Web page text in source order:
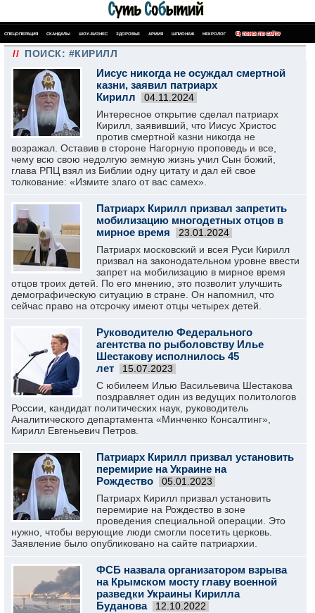
СПЕЦОПЕРАЦИЯ СКАНДАЛЫ ШОУ-БИЗНЕС ЗДОРОВЬЕ АРМИЯ ШПИОНАЖ НЕКРОЛОГ ПОИСК ПО САЙТУ
// ПОИСК: #КИРИЛЛ
Иисус никогда не осуждал смертной
казни, заявил патриарх
Кирилл
04.11.2024
Интересное открытие сделал патриарх
Кирилл, заявивший, что Иисус Христос
против смертной казни никогда не
возражал. Оставив в стороне Нагорную проповедь и все,
чему всю свою недолгую земную жизнь учил Сын божий,
глава РПЦ взял из Библии одну цитату и дал ей свое
толкование: «Измите злаго от вас самех».
Патриарх Кирилл призвал запретить
мобилизацию многодетных отцов в
мирное время
23.01.2024
Патриарх московский и всея Руси Кирилл
призвал на законодательном уровне ввести
запрет на мобилизацию в мирное время
отцов троих детей. По его мнению, это позволит улучшить
демографическую ситуацию в стране. Он напомнил, что
сейчас право на отсрочку имеют отцы четырех детей.
Руководителю Федерального
агентства по рыболовству Илье
Шестакову исполнилось 45
лет
15.07.2023
С юбилеем Илью Васильевича Шестакова
поздравляет один из ведущих политологов
России, кандидат политических наук, руководитель
Аналитического департамента «Минченко Консалтинг»,
Кирилл Евгеньевич Петров.
Патриарх Кирилл призвал установить
перемирие на Украине на
Рождество
05.01.2023
Патриарх Кирилл призвал установить
перемирие на Рождество в зоне
проведения специальной операции. Это
нужно, чтобы верующие люди смогли посетить церковь.
Заявление было опубликовано на сайте патриархии.
ФСБ назвала организатором взрыва
на Крымском мосту главу военной
разведки Украины Кирилла
Буданова
12.10.2022